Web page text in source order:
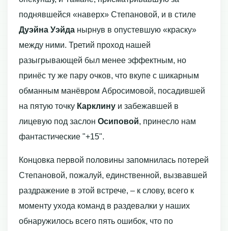
поднявшейся «наверх» Степановой, и в стиле
Дуэйна Уэйда нырнув в опустевшую «краску»
между ними. Третий проход нашей
разыгрывающей был менее эффектным, но
принёс ту же пару очков, что вкупе с шикарным
обманным манёвром Абросимовой, посадившей
на пятую точку Карклину и забежавшей в
лицевую под заслон Осиповой, принесло нам
фантастические "+15".
Концовка первой половины запомнилась потерей
Степановой, пожалуй, единственной, вызвавшей
раздражение в этой встрече, – к слову, всего к
моменту ухода команд в раздевалки у наших
обнаружилось всего пять ошибок, что по